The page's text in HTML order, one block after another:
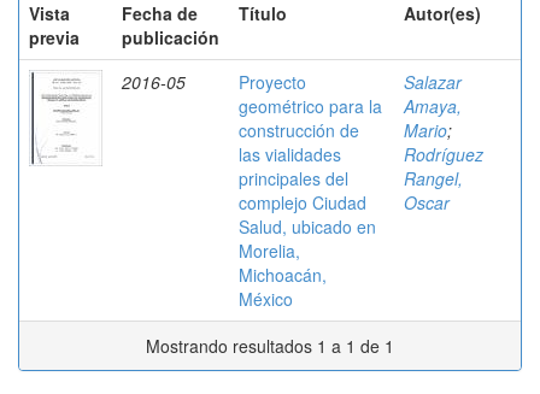
Vista
previa
Fecha de
publicación
Título Autor(es)
2016-05
Proyecto
geométrico para la
construcción de
las vialidades
principales del
complejo Ciudad
Salud, ubicado en
Morelia,
Michoacán,
México
Salazar
Amaya,
Mario;
Rodríguez
Rangel,
Oscar
Mostrando resultados 1 a 1 de 1